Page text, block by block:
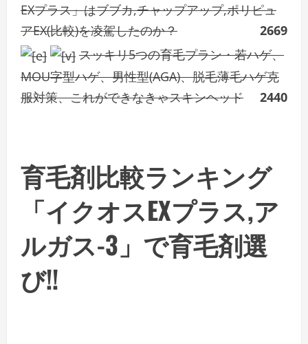
EXプラス」はブブカ,チャップアップ,ポリピュ
アEX(比較)を凌駕したのか？
2669
スッキリ5つの育毛プラン・若ハゲ、
MOU字型ハゲ、男性型(AGA)、脱毛薄毛ハゲ克
服対策、これができなきゃスキンヘッド
2440
育毛剤比較ランキング
「イクオスEXプラス,ア
ルガス-3」で育毛剤選
び!!